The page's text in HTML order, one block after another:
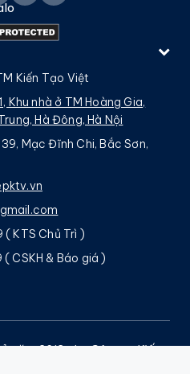
Kiến Tạo Việt
Khu nhà ở TM Hoàng Gia,
Hà Đông, Hà Nội
Mạc Đĩnh Chi, Bắc Sơn,
KTS Chủ Trì )
CSKH & Báo giá )
năm 2013 cho Công ty Kiến